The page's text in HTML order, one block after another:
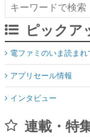
ピックア
電ファミのいま読ま
アプリセール情報
インタビュー
連載・特